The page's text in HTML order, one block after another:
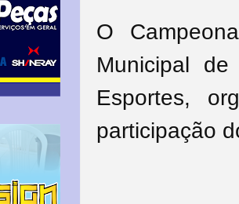
O
Municipal
Esportes,
participação